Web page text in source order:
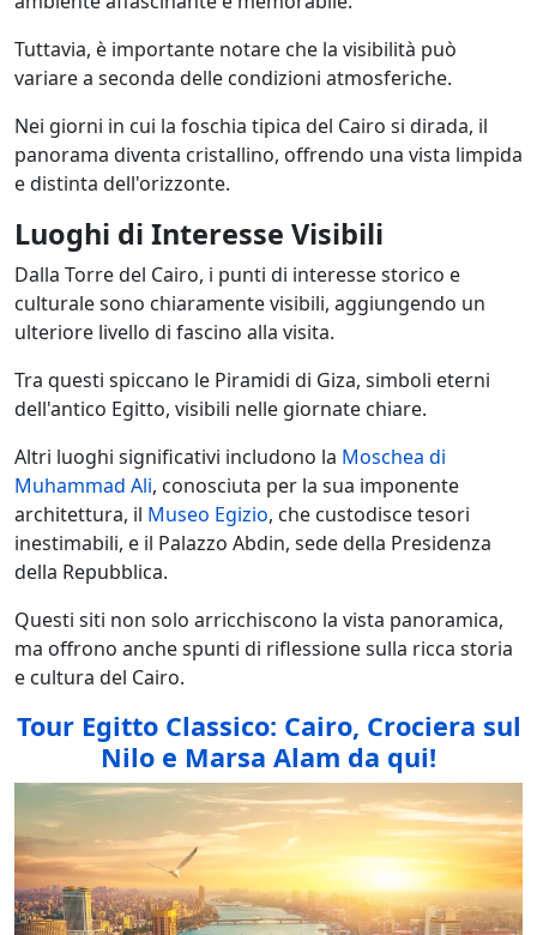
Tuttavia, è importante notare che la visibilità può
variare a seconda delle condizioni atmosferiche.
Nei giorni in cui la foschia tipica del Cairo si dirada, il
panorama diventa cristallino, offrendo una vista limpida
e distinta dell'orizzonte.
Luoghi di Interesse Visibili
Dalla Torre del Cairo, i punti di interesse storico e
culturale sono chiaramente visibili, aggiungendo un
ulteriore livello di fascino alla visita.
Tra questi spiccano le Piramidi di Giza, simboli eterni
dell'antico Egitto, visibili nelle giornate chiare.
Altri luoghi significativi includono la Moschea di
Muhammad Ali, conosciuta per la sua imponente
architettura, il Museo Egizio, che custodisce tesori
inestimabili, e il Palazzo Abdin, sede della Presidenza
della Repubblica.
Questi siti non solo arricchiscono la vista panoramica,
ma offrono anche spunti di riflessione sulla ricca storia
e cultura del Cairo.
Tour Egitto Classico: Cairo, Crociera sul
Nilo e Marsa Alam da qui!